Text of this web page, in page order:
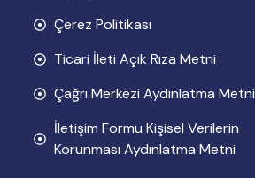
Çerez Politikası
Ticari İleti Açık Rıza Metni
Çağrı Merkezi Aydınlatma Metni
İletişim Formu Kişisel Verilerin
Korunması Aydınlatma Metni